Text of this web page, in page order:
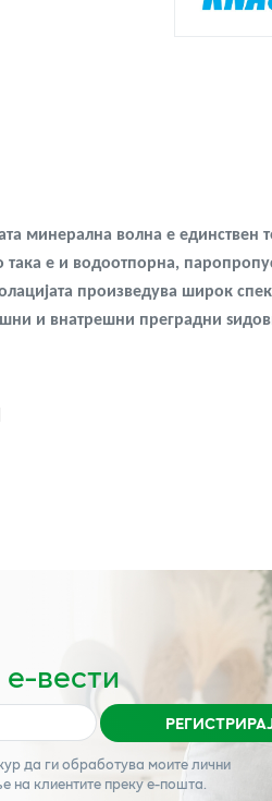
волна е единствен
така е и водоотпорна,
произведува широк
и внатрешни преградни
е-вести
да ги обработува моите лични
на клиентите преку е-пошта.